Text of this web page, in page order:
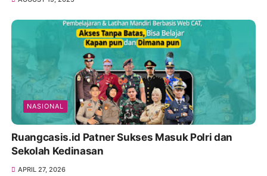
NASIONAL
Ruangcasis.id Patner Sukses Masuk Polri dan
Sekolah Kedinasan
APRIL 27, 2026